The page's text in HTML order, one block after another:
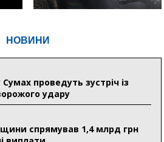
НОВИНИ
проведуть зустріч із
удару
спрямував 1,4 млрд грн